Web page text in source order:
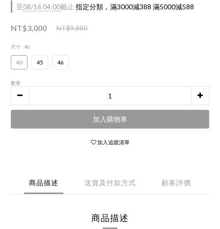
至08/16 04:00截止 指定分類，滿3000減388 滿5000減588
NT$3,000 NT$9,880
尺寸 : 40
40 45 46
數量
加入購物車
加入追蹤清單
商品描述 送貨及付款方式 顧客評價
商品描述